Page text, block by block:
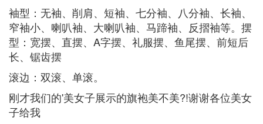
袖型：无袖、削肩、短袖、七分袖、八分袖、长袖、
窄袖小、喇叭袖、大喇叭袖、马蹄袖、反摺袖等。摆
型：宽摆、直摆、A字摆、礼服摆、鱼尾摆、前短后
长、锯齿摆
滚边：双滚、单滚。
刚才我们的'美女子展示的旗袍美不美?!谢谢各位美女
子给我